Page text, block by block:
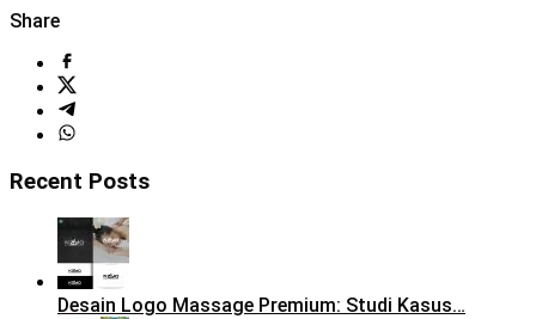
Share
Recent Posts
Desain Logo Massage Premium: Studi Kasus…